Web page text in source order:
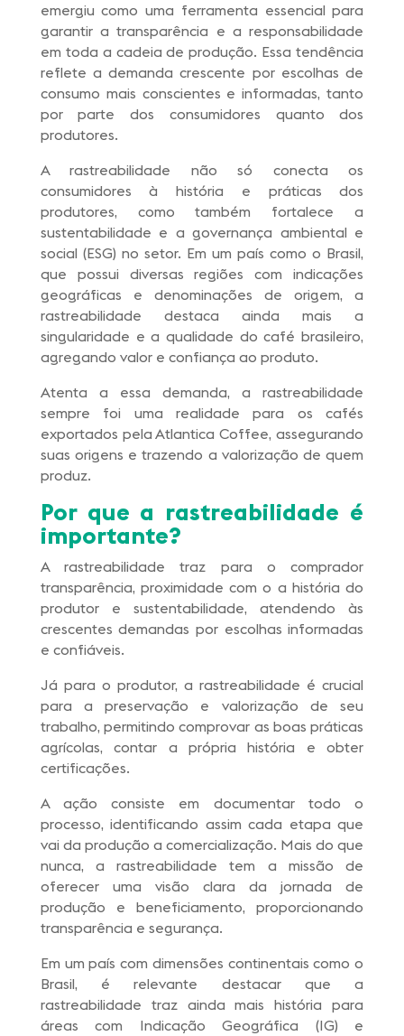
emergiu como uma ferramenta essencial para
garantir a transparência e a responsabilidade
em toda a cadeia de produção. Essa tendência
reflete a demanda crescente por escolhas de
consumo mais conscientes e informadas, tanto
por parte dos consumidores quanto dos
produtores.
A rastreabilidade não só conecta os
consumidores à história e práticas dos
produtores, como também fortalece a
sustentabilidade e a governança ambiental e
social (ESG) no setor. Em um país como o Brasil,
que possui diversas regiões com indicações
geográficas e denominações de origem, a
rastreabilidade destaca ainda mais a
singularidade e a qualidade do café brasileiro,
agregando valor e confiança ao produto.
Atenta a essa demanda, a rastreabilidade
sempre foi uma realidade para os cafés
exportados pela Atlantica Coffee, assegurando
suas origens e trazendo a valorização de quem
produz.
Por que a rastreabilidade é
importante?
A rastreabilidade traz para o comprador
transparência, proximidade com o a história do
produtor e sustentabilidade, atendendo às
crescentes demandas por escolhas informadas
e confiáveis.
Já para o produtor, a rastreabilidade é crucial
para a preservação e valorização de seu
trabalho, permitindo comprovar as boas práticas
agrícolas, contar a própria história e obter
certificações.
A ação consiste em documentar todo o
processo, identificando assim cada etapa que
vai da produção a comercialização. Mais do que
nunca, a rastreabilidade tem a missão de
oferecer uma visão clara da jornada de
produção e beneficiamento, proporcionando
transparência e segurança.
Em um país com dimensões continentais como o
Brasil, é relevante destacar que a
rastreabilidade traz ainda mais história para
áreas com Indicação Geográfica (IG) e